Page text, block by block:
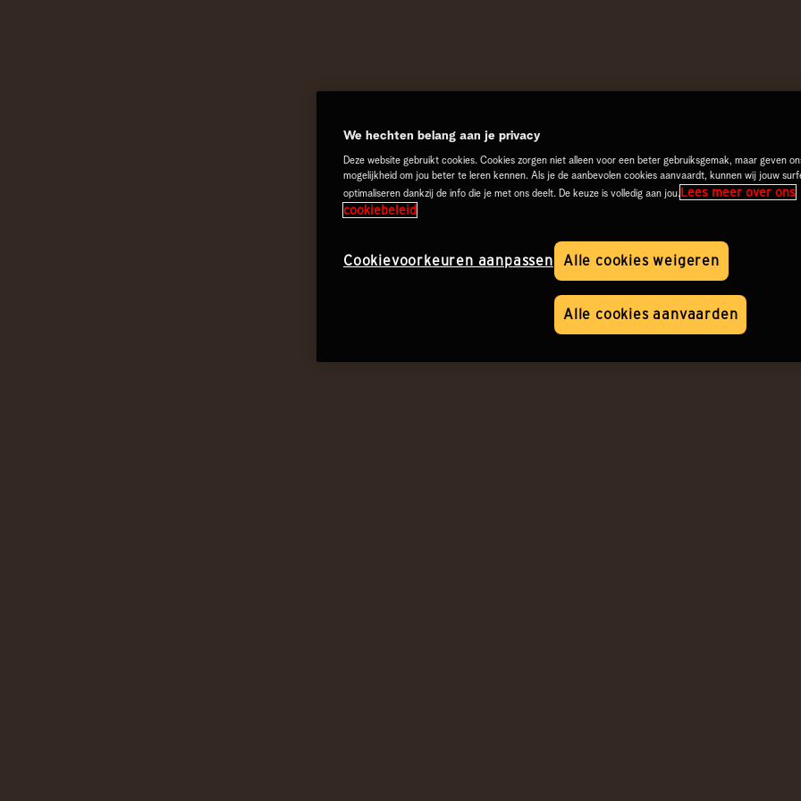
We hechten belang aan je privacy
Deze website gebruikt cookies. Cookies zorgen niet alleen voor een beter gebruiksgemak, maar geven
mogelijkheid om jou beter te leren kennen. Als je de aanbevolen cookies aanvaardt, kunnen wij jouw
optimaliseren dankzij de info die je met ons deelt. De keuze is volledig aan jou.Lees meer over ons
cookiebeleid
Alle cookies weigeren
Alle cookies aanvaarden
Cookievoorkeuren aanpassen